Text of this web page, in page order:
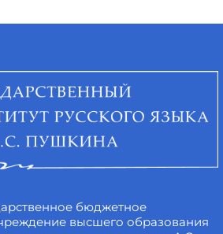
бюджетное
высшего образования